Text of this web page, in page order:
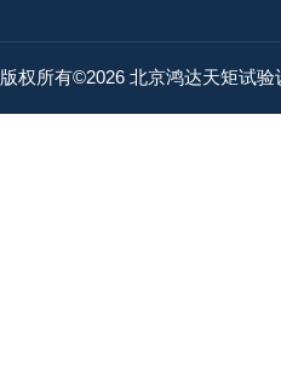
版权所有©2026 北京鸿达天矩试